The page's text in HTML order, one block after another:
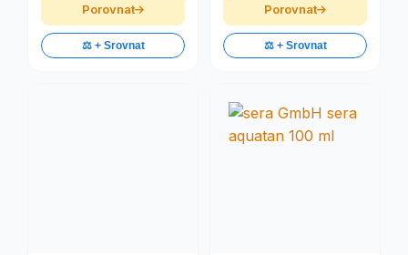
Porovnat
⚖️ + Srovnat
Porovnat
⚖️ + Srovnat